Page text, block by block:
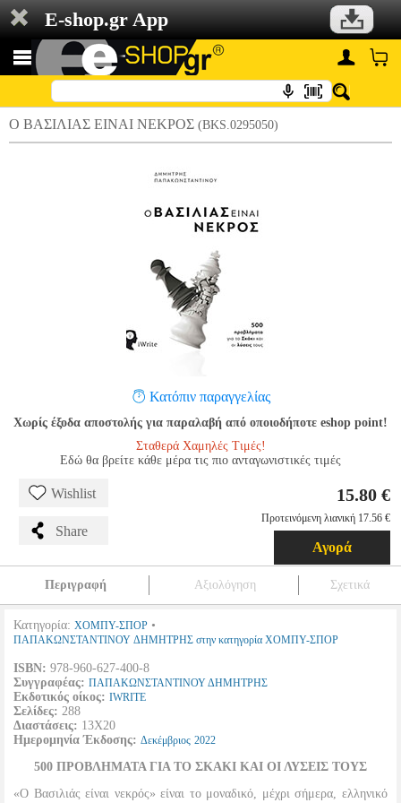
E-shop.gr App
Ο ΒΑΣΙΛΙΑΣ ΕΙΝΑΙ ΝΕΚΡΟΣ (BKS.0295050)
Κατόπιν παραγγελίας
Χωρίς έξοδα αποστολής για παραλαβή από οποιοδήποτε eshop point!
Σταθερά Χαμηλές Τιμές!
Εδώ θα βρείτε κάθε μέρα τις πιο ανταγωνιστικές τιμές
Wishlist
Share
15.80 €
Προτεινόμενη λιανική 17.56 €
Αγορά
Περιγραφή Αξιολόγηση Σχετικά
Κατηγορία: ΧΟΜΠΥ-ΣΠΟΡ •
ΠΑΠΑΚΩΝΣΤΑΝΤΙΝΟΥ ΔΗΜΗΤΡΗΣ στην κατηγορία ΧΟΜΠΥ-ΣΠΟΡ
ISBN: 978-960-627-400-8
Συγγραφέας: ΠΑΠΑΚΩΝΣΤΑΝΤΙΝΟΥ ΔΗΜΗΤΡΗΣ
Εκδοτικός οίκος: IWRITE
Σελίδες: 288
Διαστάσεις: 13Χ20
Ημερομηνία Έκδοσης: Δεκέμβριος 2022
500 ΠΡΟΒΛΗΜΑΤΑ ΓΙΑ ΤΟ ΣΚΑΚΙ ΚΑΙ ΟΙ ΛΥΣΕΙΣ ΤΟΥΣ
«Ο Βασιλιάς είναι νεκρός» είναι το μοναδικό, μέχρι σήμερα, ελληνικό